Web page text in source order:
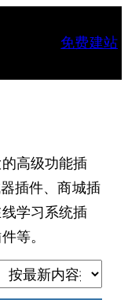
免费建站
高级功能插
插件、商城插
学习系统插
等。